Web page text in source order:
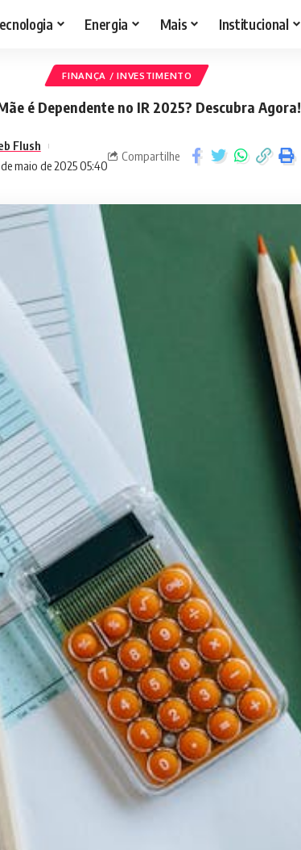
Energia Mais Institucional
FINANÇA / INVESTIMENTO
é Dependente no IR 2025? Descubra Agora!
maio de 2025 05:40
Flush
Compartilhe